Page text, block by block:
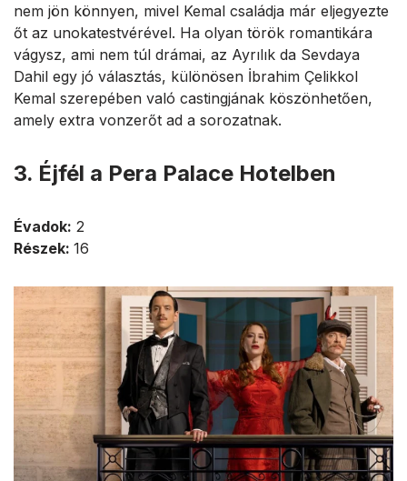
nem jön könnyen, mivel Kemal családja már eljegyezte
őt az unokatestvérével. Ha olyan török romantikára
vágysz, ami nem túl drámai, az Ayrılık da Sevdaya
Dahil egy jó választás, különösen İbrahim Çelikkol
Kemal szerepében való castingjának köszönhetően,
amely extra vonzerőt ad a sorozatnak.
3. Éjfél a Pera Palace Hotelben
Évadok: 2
Részek: 16